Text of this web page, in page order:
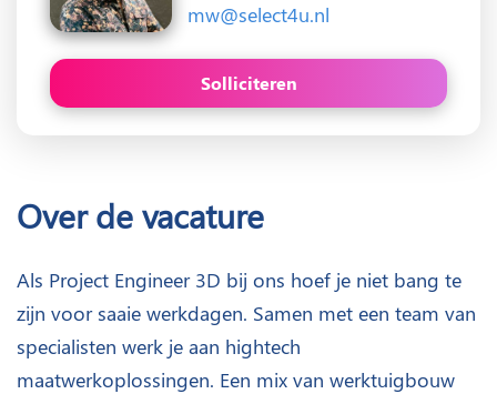
mw@select4u.nl
Solliciteren
Over de vacature
Als Project Engineer 3D bij ons hoef je niet bang te
zijn voor saaie werkdagen. Samen met een team van
specialisten werk je aan hightech
maatwerkoplossingen. Een mix van werktuigbouw